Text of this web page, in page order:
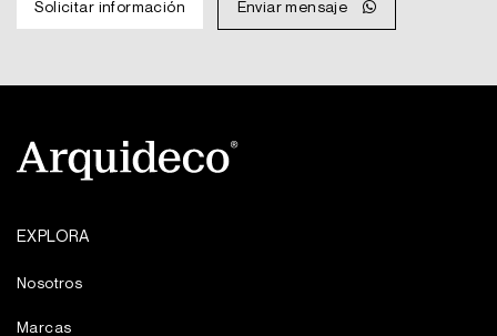
MXN
MXN
Solicitar información Enviar mensaje
EXPLORA
Nosotros
Marcas